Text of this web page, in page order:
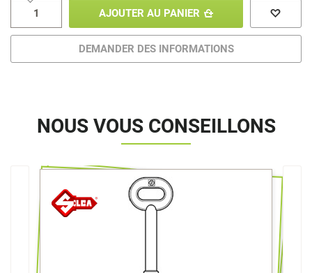
AJOUTER AU PANIER
DEMANDER DES INFORMATIONS
NOUS VOUS CONSEILLONS